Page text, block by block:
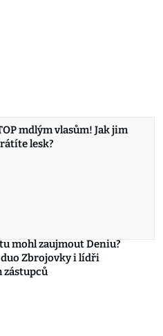
mdlým vlasům! Jak jim
lesk?
mohl zaujmout Deniu?
duo Zbrojovky i lídři
zástupců